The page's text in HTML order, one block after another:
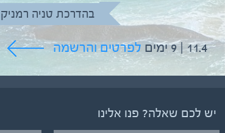
בהדרכת טניה רמניק
11.4 | 9 ימים לפרטים והרשמה
יניב
יש לכם שאלה? פנו אלינו